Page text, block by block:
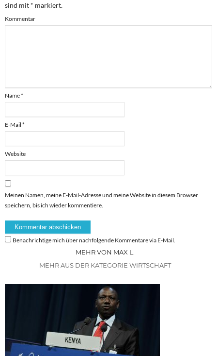
sind mit * markiert.
Kommentar
Name*
E-Mail *
Website
Meinen Namen, meine E-Mail-Adresse und meine Website in diesem Browser
speichern, bis ich wieder kommentiere.
Benachrichtige mich über nachfolgende Kommentare via E-Mail.
MEHR VON MAX L.
MEHR AUS DER KATEGORIE WIRTSCHAFT